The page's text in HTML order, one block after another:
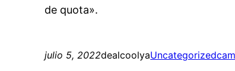
de quota».
julio 5, 2022dealcoolyaUncategorized